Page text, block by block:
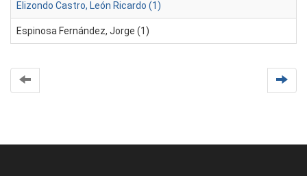
Elizondo Castro, León Ricardo (1)
Espinosa Fernández, Jorge (1)